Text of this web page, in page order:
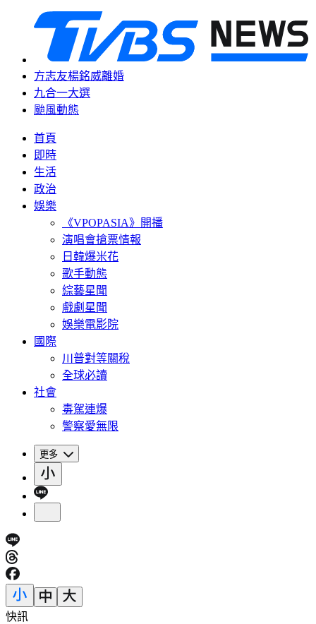
方志友楊銘威離婚
九合一大選
颱風動態
首頁
即時
生活
政治
娛樂
《VPOPASIA》開播
演唱會搶票情報
日韓爆米花
歌手動態
綜藝星聞
戲劇星聞
娛樂電影院
國際
川普對等關稅
全球必讀
社會
毒駕連爆
警察愛無限
更多
快訊